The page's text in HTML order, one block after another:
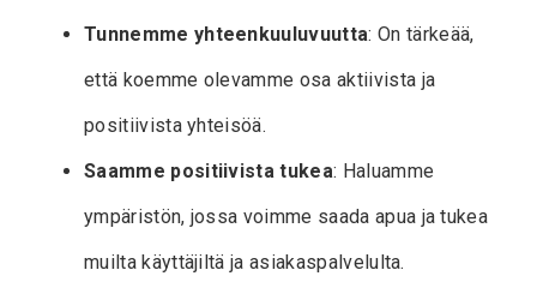
Tunnemme yhteenkuuluvuutta: On tärkeää,
että koemme olevamme osa aktiivista ja
positiivista yhteisöä.
Saamme positiivista tukea: Haluamme
ympäristön, jossa voimme saada apua ja tukea
muilta käyttäjiltä ja asiakaspalvelulta.